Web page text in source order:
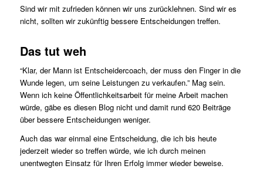
Sind wir mit zufrieden können wir uns zurücklehnen. Sind wir es
nicht, sollten wir zukünftig bessere Entscheidungen treffen.
Das tut weh
“Klar, der Mann ist Entscheidercoach, der muss den Finger in die
Wunde legen, um seine Leistungen zu verkaufen.” Mag sein.
Wenn ich keine Öffentlichkeitsarbeit für meine Arbeit machen
würde, gäbe es diesen Blog nicht und damit rund 620 Beiträge
über bessere Entscheidungen weniger.
Auch das war einmal eine Entscheidung, die ich bis heute
jederzeit wieder so treffen würde, wie ich durch meinen
unentwegten Einsatz für Ihren Erfolg immer wieder beweise.